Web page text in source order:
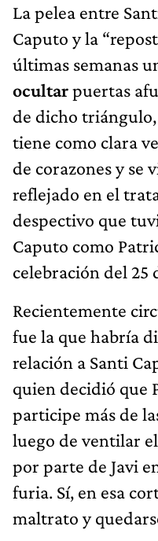
La pelea entre
Caputo y la
últimas semanas
ocultarpuertas
de dicho
tiene como clara
de corazones y se
reflejado en el
despectivo que
Caputo como
celebración del 25
Recientemente
fue la que habría
relación a Santi
quien decidió que
participe más de
luego de ventilar
por parte de Javi
furia. Sí, en esa
maltrato y